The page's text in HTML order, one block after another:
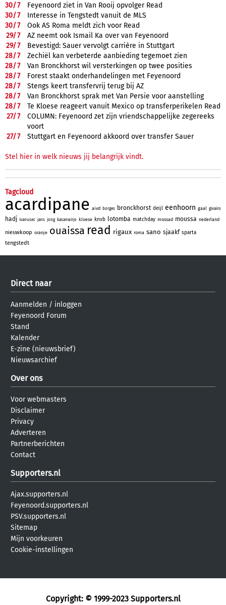
30/7
Feyenoord ziet in Van Rooij opvolger Read
30/7
Interesse in Tengstedt vanuit de MLS
30/7
Ook AS Roma meldt zich voor Read
29/7
AZ neemt ook Ismail Ka over van Feyenoord
29/7
Bevestigd: Sauer vervolgt carrière in Stuttgart
28/7
Zechiël kan verbeterde aanbieding tegemoet zien
28/7
Van Bronckhorst wil versterkingen op twee posities
28/7
Forest staakt onderhandelingen met Feyenoord
28/7
Stengs keert transfervrij terug bij AZ
28/7
Van Bronckhorst sprak met Van Persie voor aanstelling
28/7
Te Kloese reageert vanuit Mexico op transferperikelen Read
27/7
COLUMN: Feyenoord zet zijn vriendschappelijke zegereeks
voort
27/7 Stuttgart en Feyenoord akkoord over transfer Sauer
Stel hier in welk nieuws jij belangrijk vindt.
Tagcloud
acardipane aivd borges bronckhorst deijl eenhoorn gaal givairo
hadj ivanusec jans jong kasanwirjo kloese knvb lotomba matchday mossad moussa nederland
nieuwkoop oranje ouaissa read rigaux roma sano sjaakf sparta
tengstedt
Direct naar
Aanmelden / inloggen
Feyenoord Forum
Stand
Kalender
E-zine (nieuwsbrief)
Nieuwsarchief
Over ons
Voor webmasters
Disclaimer
Privacy
Adverteren
Partnerberichten
Contact
Supporters.nl
Ajax.supporters.nl
Feyenoord.supporters.nl
PSV.supporters.nl
Sitemap
Mijn voorkeuren
Cookie-instellingen
Copyright: © 1999-2023 Supporters.nl